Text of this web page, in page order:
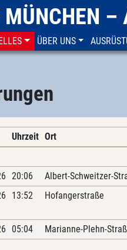
MÜNCHEN –
ÜBER UNS
Uhrzeit Ort
20:06 Albert-Schweitzer-
13:52 Hofangerstraße
05:04 Marianne-Plehn-